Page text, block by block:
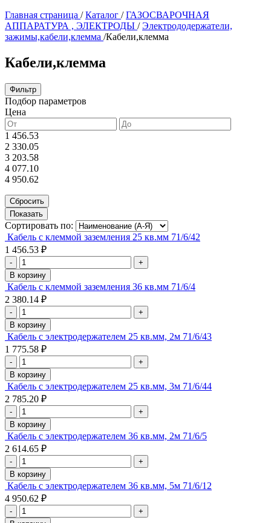
Главная страница / Каталог / ГАЗОСВАРОЧНАЯ
АППАРАТУРА , ЭЛЕКТРОДЫ / Электрододержатели,
зажимы,кабели,клемма /Кабели,клемма
Кабели,клемма
Фильтр
Подбор параметров
Цена
1 456.53
2 330.05
3 203.58
4 077.10
4 950.62
Сортировать по:
Кабель с клеммой заземления 25 кв.мм 71/6/42
1 456.53 ₽
-
+
В корзину
Кабель с клеммой заземления 36 кв.мм 71/6/4
2 380.14 ₽
-
+
В корзину
Кабель с электродержателем 25 кв.мм, 2м 71/6/43
1 775.58 ₽
-
+
В корзину
Кабель с электродержателем 25 кв.мм, 3м 71/6/44
2 785.20 ₽
-
+
В корзину
Кабель с электродержателем 36 кв.мм, 2м 71/6/5
2 614.65 ₽
-
+
В корзину
Кабель с электродержателем 36 кв.мм, 5м 71/6/12
4 950.62 ₽
-
+